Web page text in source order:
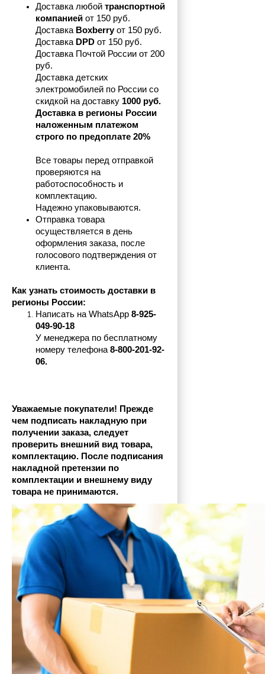
Доставка любой транспортной
компанией от 150 руб.
Доставка Boxberry от 150 руб.
Доставка DPD от 150 руб.
Доставка Почтой России от 200
руб.
Доставка детских
электромобилей по России со
скидкой на доставку 1000 руб.
Доставка в регионы России
наложенным платежом
строго по предоплате 20%
Все товары перед отправкой
проверяются на
работоспособность и
комплектацию.
Надежно упаковываются.
Отправка товара
осуществляется в день
оформления заказа, после
голосового подтверждения от
клиента.
Как узнать стоимость доставки в
регионы России:
Написать на WhatsApp 8-925-
049-90-18
У менеджера по бесплатному
номеру телефона 8-800-201-92-
06.
Уважаемые покупатели! Прежде
чем подписать накладную при
получении заказа, следует
проверить внешний вид товара,
комплектацию. После подписания
накладной претензии по
комплектации и внешнему виду
товара не принимаются.